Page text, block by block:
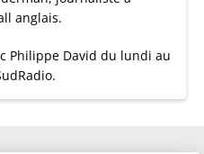
anglais.
Philippe David du lundi au